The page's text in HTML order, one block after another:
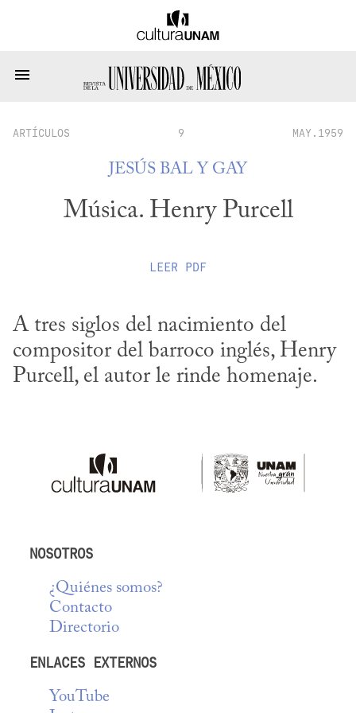
ARTÍCULOS 9 MAY.1959
JESÚS BAL Y GAY
Música. Henry Purcell
LEER PDF
A tres siglos del nacimiento del
compositor del barroco inglés, Henry
Purcell, el autor le rinde homenaje.
NOSOTROS
¿Quiénes somos?
Contacto
Directorio
ENLACES EXTERNOS
YouTube